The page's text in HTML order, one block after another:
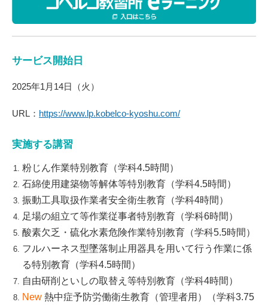
サービス開始日
2025年1月14日（火）
URL： https://www.lp.kobelco-kyoshu.com/
実施する講習
粉じん作業特別教育（学科4.5時間）
石綿使用建築物等解体等特別教育（学科4.5時間）
振動工具取扱作業者安全衛生教育（学科4時間）
足場の組立て等作業従事者特別教育（学科6時間）
酸素欠乏・硫化水素危険作業特別教育（学科5.5時間）
フルハーネス型墜落制止用器具を用いて行う作業に係
る特別教育（学科4.5時間）
自由研削といしの取替え等特別教育（学科4時間）
New熱中症予防労働衛生教育（管理者用）（学科3.75